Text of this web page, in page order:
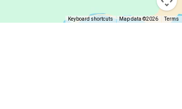
Keyboard shortcuts Map data ©2026 Terms